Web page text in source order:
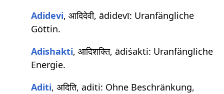
Adidevi, आदिदेवी, ādidevī: Uranfängliche
Göttin.
Adishakti, आदिशक्ति, ādiśakti: Uranfängliche
Energie.
Aditi, अदिति, aditi: Ohne Beschränkung,